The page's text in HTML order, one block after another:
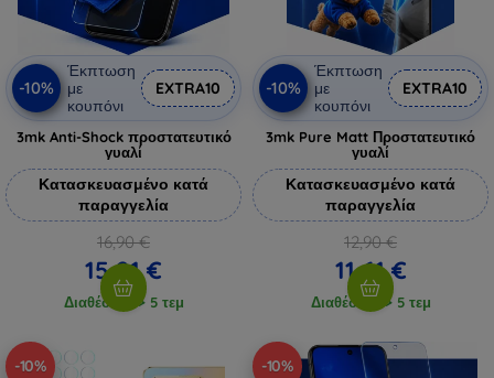
-10%
Έκπτωση
με
κουπόνι
EXTRA10
3mk Anti-Shock προστατευτικό
γυαλί
Κατασκευασμένο κατά
παραγγελία
16,90 €
15,21 €
Διαθέσιμο > 5 τεμ
-10%
Έκπτωση
με
κουπόνι
EXTRA10
3mk Pure Matt Προστατευτικό
γυαλί
Κατασκευασμένο κατά
παραγγελία
12,90 €
11,61 €
Διαθέσιμο > 5 τεμ
-10% -10%